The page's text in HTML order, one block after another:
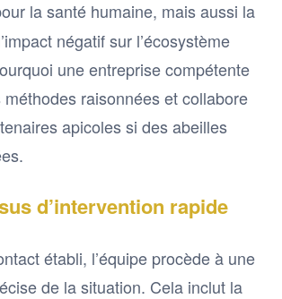
la santé humaine, mais aussi la
négatif sur l’écosystème
une entreprise compétente
raisonnées et collabore
apicoles si des abeilles
d’intervention rapide
établi, l’équipe procède à une
de la situation. Cela inclut la